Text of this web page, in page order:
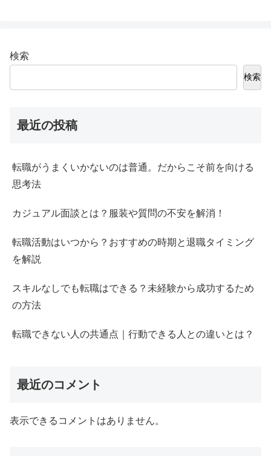
検索
検索
最近の投稿
転職がうまくいかないのは普通。だからこそ前を向ける
思考法
カジュアル面談とは？服装や質問の不安を解消！
転職活動はいつから？おすすめの時期と退職タイミング
を解説
スキルなしでも転職はできる？未経験から成功するため
の方法
転職できない人の共通点｜行動できる人との違いとは？
最近のコメント
表示できるコメントはありません。